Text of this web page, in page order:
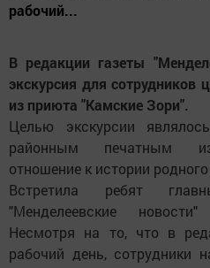
рабочий...
В редакции газеты
экскурсия для сотрудников
из приюта "Камские Зори".
Целью экскурсии
районным печатным
отношение к истории
Встретила ребят
"Менделеевские
Несмотря на то, что в
рабочий день, сотрудники